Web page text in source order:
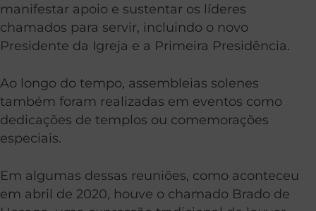
manifestar apoio e sustentar os líderes
chamados para servir, incluindo o novo
Presidente da Igreja e a Primeira Presidência.
Ao longo do tempo, assembleias solenes
também foram realizadas em eventos como
dedicações de templos ou comemorações
especiais.
Em algumas dessas reuniões, como aconteceu
em abril de 2020, houve o chamado Brado de